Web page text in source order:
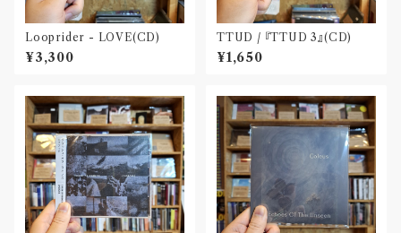
Looprider - LOVE(CD)
¥3,300
TTUD / 『TTUD 3』(CD)
¥1,650